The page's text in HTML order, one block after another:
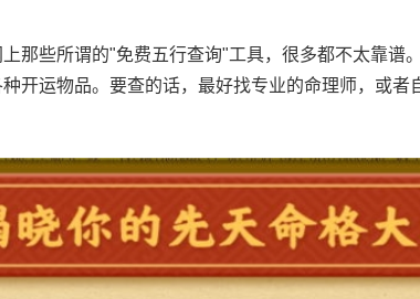
那些所谓的"免费五行查询"工具，很多都不太靠谱
开运物品。要查的话，最好找专业的命理师，或者